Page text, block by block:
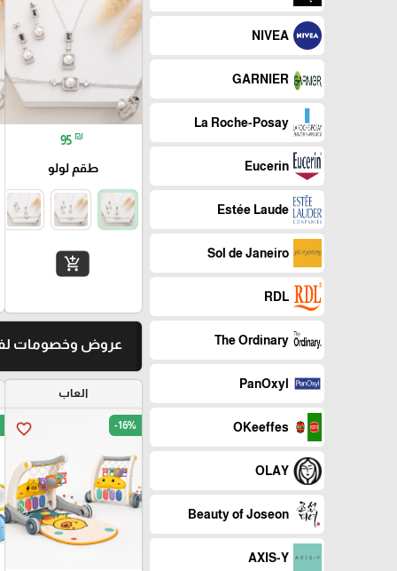
NIVEA
GARNIER
La Roche-Posay
Eucerin
Estée Laude
Sol de Janeiro
RDL
The Ordinary
PanOxyl
OKeeffes
OLAY
Beauty of Joseon
AXIS-Y
95 ₪
طقم لولو
add_shopping_cart
عروض وخصومات
العاب
favorite_border -16%